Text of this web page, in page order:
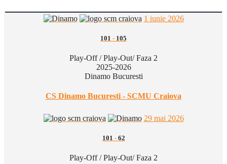
1 iunie 2026
101 - 105
Play-Off / Play-Out/ Faza 2
2025-2026
Dinamo Bucuresti
CS Dinamo Bucuresti - SCMU Craiova
29 mai 2026
101 - 62
Play-Off / Play-Out/ Faza 2